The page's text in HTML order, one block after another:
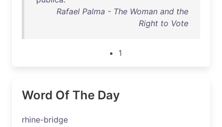
Rafael Palma - The Woman and the
Right to Vote
1
Word Of The Day
rhine-bridge